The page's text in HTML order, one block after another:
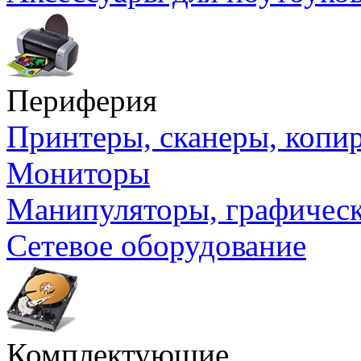
Периферия
Принтеры, сканеры,
Мониторы
Манипуляторы,
Сетевое оборудование